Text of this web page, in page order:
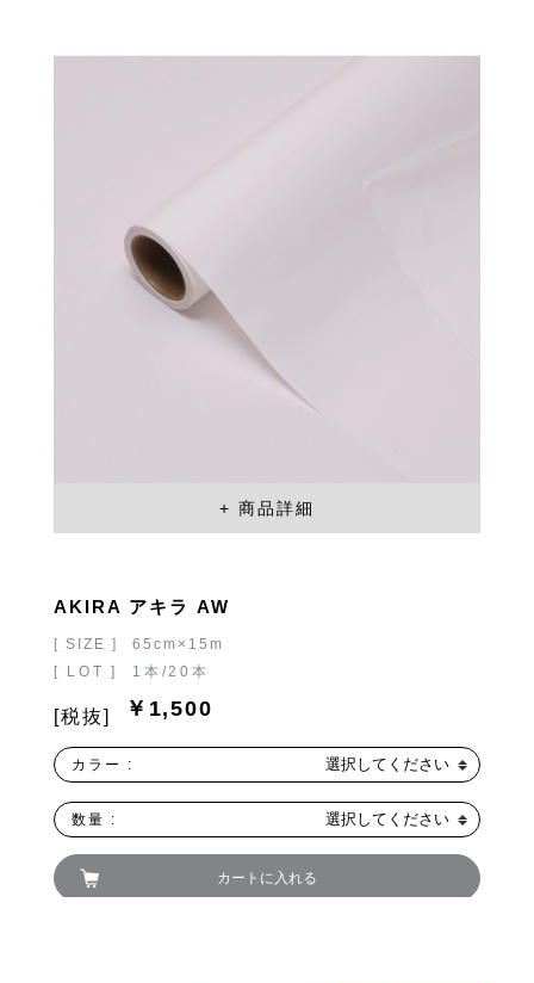
AKIRA アキラ AW
[ SIZE ]
65cm×15m
[ LOT ]
1本/20本
￥1,500
[税抜]
カラー : 選択してください
数量 : 選択してください
カートに入れる